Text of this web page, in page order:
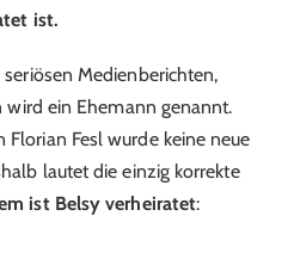
ist.
Medienberichten,
ein Ehemann genannt.
Fesl wurde keine neue
lautet die einzig korrekte
ist Belsy verheiratet: